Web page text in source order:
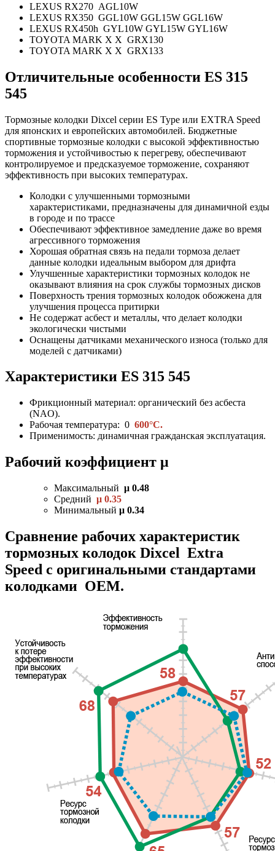
LEXUS RX270 AGL10W
LEXUS RX350 GGL10W GGL15W GGL16W
LEXUS RX450h GYL10W GYL15W GYL16W
TOYOTA MARK X X GRX130
TOYOTA MARK X X GRX133
Отличительные особенности ES 315
545
Тормозные колодки Dixcel серии ES Type или EXTRA Speed
для японских и европейских автомобилей. Бюджетные
спортивные тормозные колодки с высокой эффективностью
торможения и устойчивостью к перегреву, обеспечивают
контролируемое и предсказуемое торможение, сохраняют
эффективность при высоких температурах.
Колодки с улучшенными тормозными
характеристиками, предназначены для динамичной езды
в городе и по трассе
Обеспечивают эффективное замедление даже во время
агрессивного торможения
Хорошая обратная связь на педали тормоза делает
данные колодки идеальным выбором для дрифта
Улучшенные характеристики тормозных колодок не
оказывают влияния на срок службы тормозных дисков
Поверхность трения тормозных колодок обожжена для
улучшения процесса притирки
Не содержат асбест и металлы, что делает колодки
экологически чистыми
Оснащены датчиками механического износа (только для
моделей с датчиками)
Характеристики ES 315 545
Фрикционный материал: органический без асбеста
(NAO).
Рабочая температура: 0 600°C.
Применимость: динамичная гражданская эксплуатация.
Рабочий коэффициент μ
Максимальный μ 0.48
Средний μ 0.35
Минимальный μ 0.34
Сравнение рабочих характеристик
тормозных колодок Dixcel Extra
Speed с оригинальными стандартами
колодками OEM.